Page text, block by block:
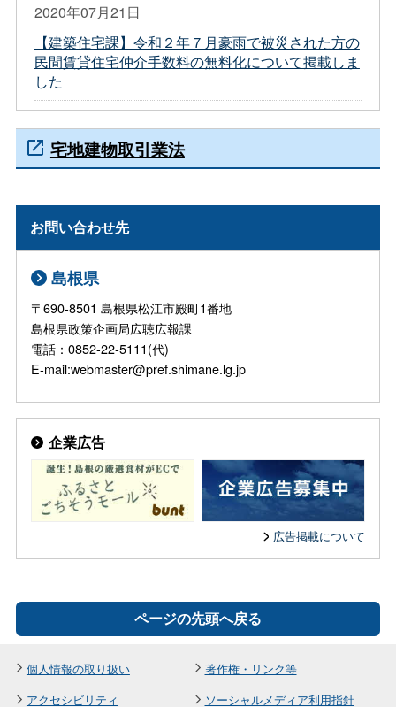
2020年07月21日
【建築住宅課】令和２年７月豪雨で被災された方の
民間賃貸住宅仲介手数料の無料化について掲載しま
した
宅地建物取引業法
お問い合わせ先
島根県
〒690-8501 島根県松江市殿町1番地
島根県政策企画局広聴広報課
電話：0852-22-5111(代)
E-mail:webmaster@pref.shimane.lg.jp
企業広告
広告掲載について
ページの先頭へ戻る
個人情報の取り扱い
著作権・リンク等
アクセシビリティ
ソーシャルメディア利用指針